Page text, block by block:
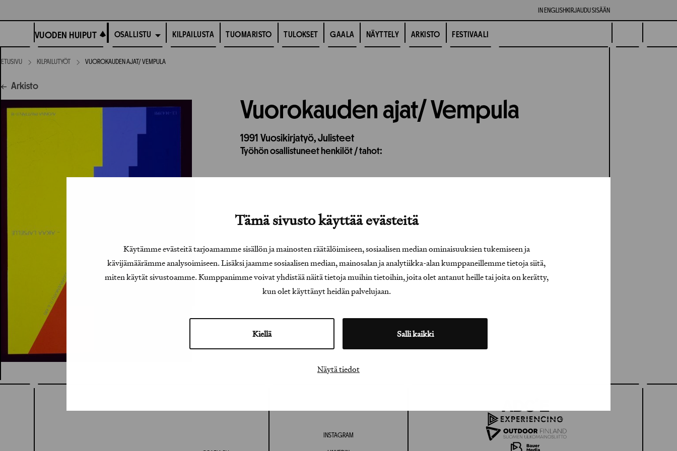
Tämä sivusto käyttää evästeitä
Käytämme evästeitä tarjoamamme sisällön ja mainosten räätälöimiseen, sosiaalisen median ominaisuuksien tukemiseen ja
kävijämäärämme analysoimiseen. Lisäksi jaamme sosiaalisen median, mainosalan ja analytiikka-alan kumppaneillemme tietoja siitä,
miten käytät sivustoamme. Kumppanimme voivat yhdistää näitä tietoja muihin tietoihin, joita olet antanut heille tai joita on kerätty,
kun olet käyttänyt heidän palvelujaan.
Kiellä Salli kaikki
Näytä tiedot
suoraan
IN ENGLISH KIRJAUDU SISÄÄN
VUODEN HUIPUT
VUODEN HUIPUT OSALLISTU KILPAILUSTA TUOMARISTO TULOKSET GAALA NÄYTTELY ARKISTO FESTIVAALI
ETUSIVU KILPAILUTYÖT VUOROKAUDEN AJAT/ VEMPULA
Arkisto
Vuorokauden ajat/ Vempula
1991 Vuosikirjatyö,Julisteet
Työhön osallistuneet henkilöt / tahot:
INSTAGRAM